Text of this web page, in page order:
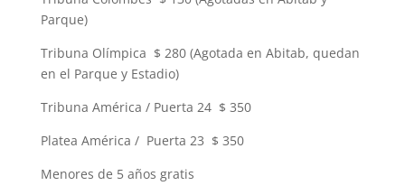
Parque)
Tribuna Olímpica $ 280 (Agotada en Abitab, quedan
en el Parque y Estadio)
Tribuna América / Puerta 24 $ 350
Platea América / Puerta 23 $ 350
Menores de 5 años gratis